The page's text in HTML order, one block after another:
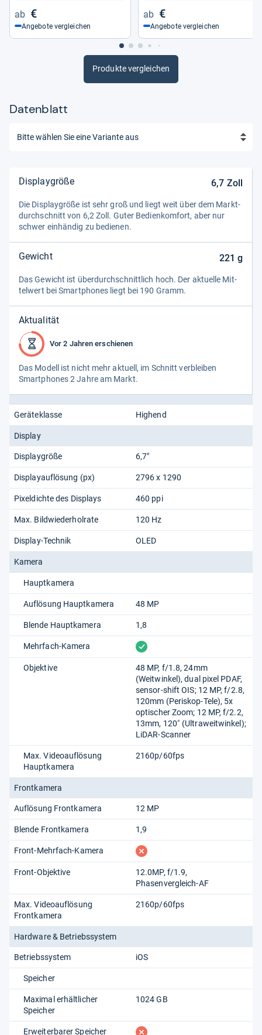
€
Angebote vergleichen
€
Angebote vergleichen
Produkte vergleichen
Datenblatt
Displaygröße 6,7 Zoll
Die Dis­play­größe ist sehr groß und liegt weit über dem Markt­
durch­schnitt von 6,2 Zoll. Guter Bedien­kom­fort, aber nur
schwer ein­hän­dig zu bedie­nen.
Gewicht 221 g
Das Gewicht ist über­durch­schnitt­lich hoch. Der aktu­elle Mit­
tel­wert bei Smart­pho­nes liegt bei 190 Gramm.
Aktualität
Vor 2 Jahren erschienen
Das Modell ist nicht mehr aktu­ell, im Schnitt ver­blei­ben
Smart­pho­nes 2 Jahre am Markt.
Geräteklasse Highend
Display
Displaygröße 6,7"
Displayauflösung (px) 2796 x 1290
Pixeldichte des Displays 460 ppi
Max. Bildwiederholrate 120 Hz
Display-Technik OLED
Kamera
Hauptkamera
Auflösung Hauptkamera 48 MP
Blende Hauptkamera 1,8
Mehrfach-Kamera vorhanden
Objektive
48 MP, f/1.8, 24mm
(Weitwinkel), dual pixel PDAF,
sensor-shift OIS; 12 MP, f/2.8,
120mm (Periskop-Tele), 5x
optischer Zoom; 12 MP, f/2.2,
13mm, 120˚ (Ultraweitwinkel);
LiDAR-Scanner
Max. Videoauflösung
Hauptkamera
2160p/60fps
Frontkamera
Auflösung Frontkamera 12 MP
Blende Frontkamera 1,9
Front-Mehrfach-Kamera fehlt
Front-Objektive
12.0MP, f/​1.9,
Phasenvergleich-AF
Max. Videoauflösung
Frontkamera
2160p/​60fps
Hardware & Betriebssystem
Betriebssystem iOS
Speicher
Maximal erhältlicher
Speicher
1024 GB
Erweiterbarer Speicher fehlt